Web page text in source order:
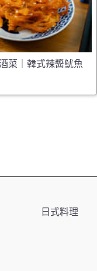
菜｜韓式辣醬魷魚
日式料理